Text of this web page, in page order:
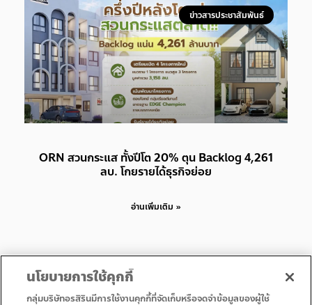
ข่าวสารประชาสัมพันธ์
ORN สวนกระแส ทั้งปีโต 20% ตุน Backlog 4,261
ลบ. โกยรายได้ธุรกิจย่อย
อ่านเพิ่มเติม »
นโยบายการใช้คุกกี้
กลุ่มบริษัทอรสิรินมีการใช้งานคุกกี้ที่จัดเก็บหรือจดจำข้อมูลของผู้ใช้